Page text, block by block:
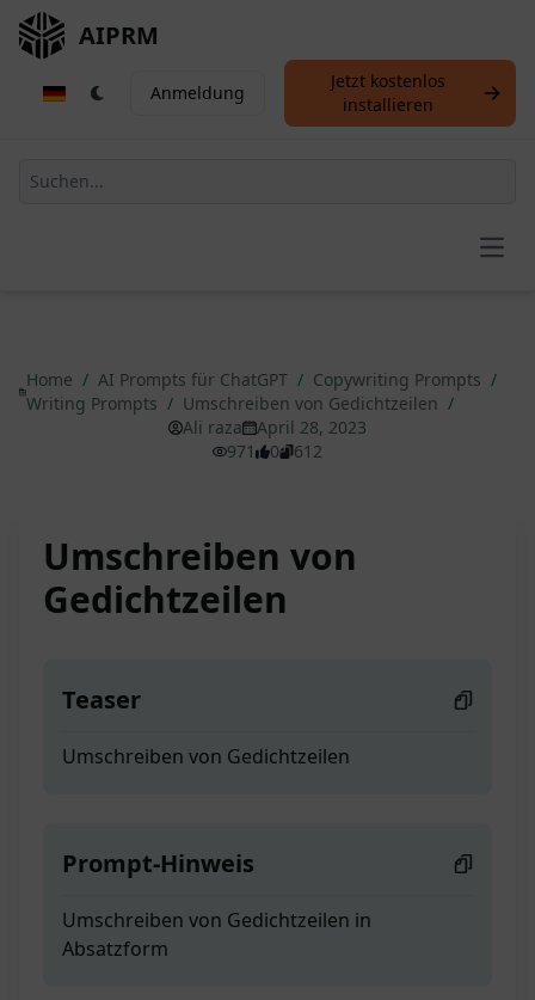
AIPRM
Anmeldung
Jetzt kostenlos
installieren
Home / AI Prompts für ChatGPT / Copywriting Prompts /
Writing Prompts / Umschreiben von Gedichtzeilen /
Ali raza
April 28, 2023
971
0 612
Umschreiben von
Gedichtzeilen
Teaser
Umschreiben von Gedichtzeilen
Prompt-Hinweis
Umschreiben von Gedichtzeilen in
Absatzform